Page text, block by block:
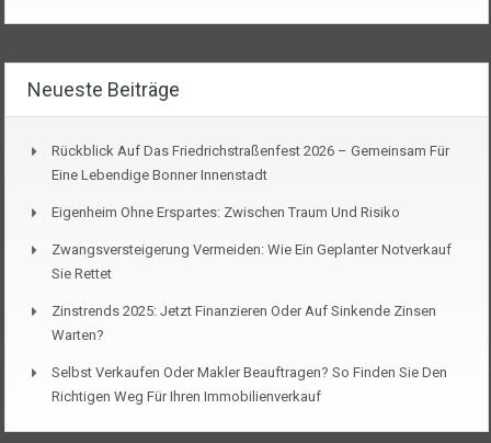
Neueste Beiträge
Rückblick Auf Das Friedrichstraßenfest 2026 – Gemeinsam Für
Eine Lebendige Bonner Innenstadt
Eigenheim Ohne Erspartes: Zwischen Traum Und Risiko
Zwangsversteigerung Vermeiden: Wie Ein Geplanter Notverkauf
Sie Rettet
Zinstrends 2025: Jetzt Finanzieren Oder Auf Sinkende Zinsen
Warten?
Selbst Verkaufen Oder Makler Beauftragen? So Finden Sie Den
Richtigen Weg Für Ihren Immobilienverkauf